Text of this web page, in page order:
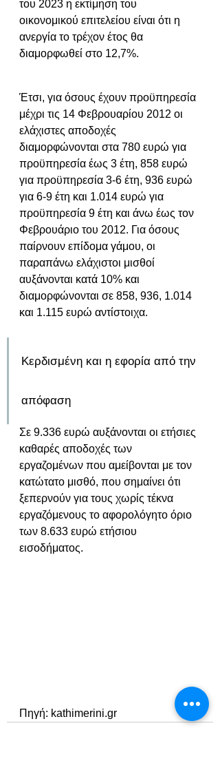
του 2023 η εκτίμηση του
οικονομικού επιτελείου είναι ότι η
ανεργία το τρέχον έτος θα
διαμορφωθεί στο 12,7%.
Έτσι, για όσους έχουν προϋπηρεσία
μέχρι τις 14 Φεβρουαρίου 2012 οι
ελάχιστες αποδοχές
διαμορφώνονται στα 780 ευρώ για
προϋπηρεσία έως 3 έτη, 858 ευρώ
για προϋπηρεσία 3-6 έτη, 936 ευρώ
για 6-9 έτη και 1.014 ευρώ για
προϋπηρεσία 9 έτη και άνω έως τον
Φεβρουάριο του 2012. Για όσους
παίρνουν επίδομα γάμου, οι
παραπάνω ελάχιστοι μισθοί
αυξάνονται κατά 10% και
διαμορφώνονται σε 858, 936, 1.014
και 1.115 ευρώ αντίστοιχα.
Κερδισμένη και η εφορία από την
απόφαση
Σε 9.336 ευρώ αυξάνονται οι ετήσιες
καθαρές αποδοχές των
εργαζομένων που αμείβονται με τον
κατώτατο μισθό, που σημαίνει ότι
ξεπερνούν για τους χωρίς τέκνα
εργαζόμενους το αφορολόγητο όριο
των 8.633 ευρώ ετήσιου
εισοδήματος.
Πηγή: kathimerini.gr